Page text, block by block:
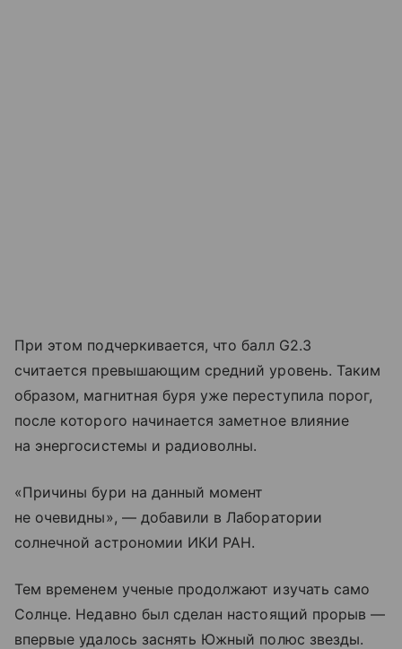
При этом подчеркивается, что балл G2.3
считается превышающим средний уровень. Таким
образом, магнитная буря уже переступила порог,
после которого начинается заметное влияние
на энергосистемы и радиоволны.
«Причины бури на данный момент
не очевидны», — добавили в Лаборатории
солнечной астрономии ИКИ РАН.
Тем временем ученые продолжают изучать само
Солнце. Недавно был сделан настоящий прорыв —
впервые удалось заснять Южный полюс звезды.